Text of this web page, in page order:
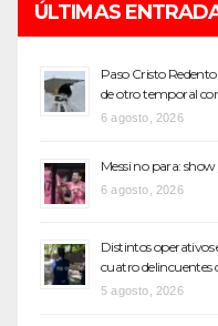
ÚLTIMAS
Paso Cristo
de otro temporal
6 agosto, 2026
Messi no para:
6 agosto, 2026
Distintos
cuatro delincuentes
5 agosto, 2026